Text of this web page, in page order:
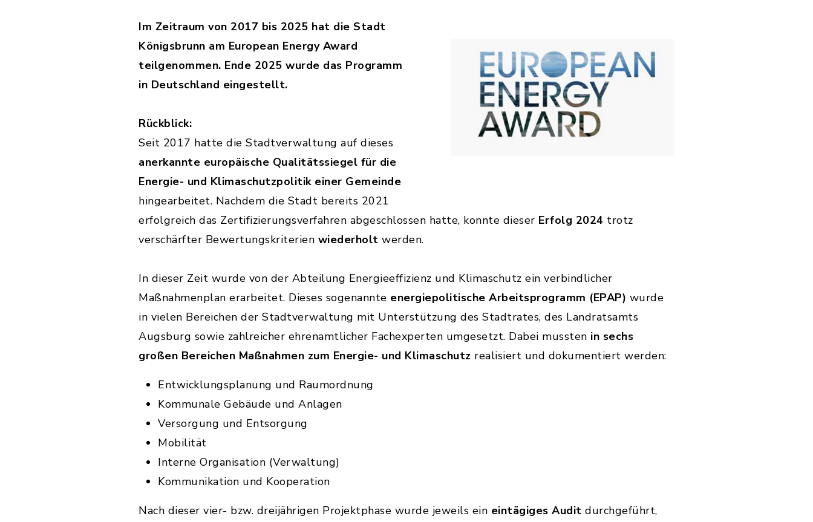
Im Zeitraum von 2017 bis 2025 hat die Stadt
Königsbrunn am European Energy Award
teilgenommen. Ende 2025 wurde das Programm
in Deutschland eingestellt.
Rückblick:
Seit 2017 hatte die Stadtverwaltung auf dieses
anerkannte europäische Qualitätssiegel für die
Energie- und Klimaschutzpolitik einer Gemeinde
hingearbeitet. Nachdem die Stadt bereits 2021
erfolgreich das Zertifizierungsverfahren abgeschlossen hatte, konnte dieser Erfolg 2024 trotz
verschärfter Bewertungskriterien wiederholtwerden.
In dieser Zeit wurde von der Abteilung Energieeffizienz und Klimaschutz ein verbindlicher
Maßnahmenplan erarbeitet. Dieses sogenannte energiepolitische Arbeitsprogramm (EPAP) wurde
in vielen Bereichen der Stadtverwaltung mit Unterstützung des Stadtrates, des Landratsamts
Augsburg sowie zahlreicher ehrenamtlicher Fachexperten umgesetzt. Dabei mussten in sechs
großen Bereichen Maßnahmen zum Energie- und Klimaschutz realisiert und dokumentiert werden:
Entwicklungsplanung und Raumordnung
Kommunale Gebäude und Anlagen
Versorgung und Entsorgung
Mobilität
Interne Organisation (Verwaltung)
Kommunikation und Kooperation
Nach dieser vier- bzw. dreijährigen Projektphase wurde jeweils ein eintägiges Audit durchgeführt,